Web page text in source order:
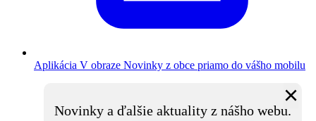
Aplikácia V obraze Novinky z obce priamo do vášho mobilu
Novinky a ďalšie aktuality z nášho webu.
×